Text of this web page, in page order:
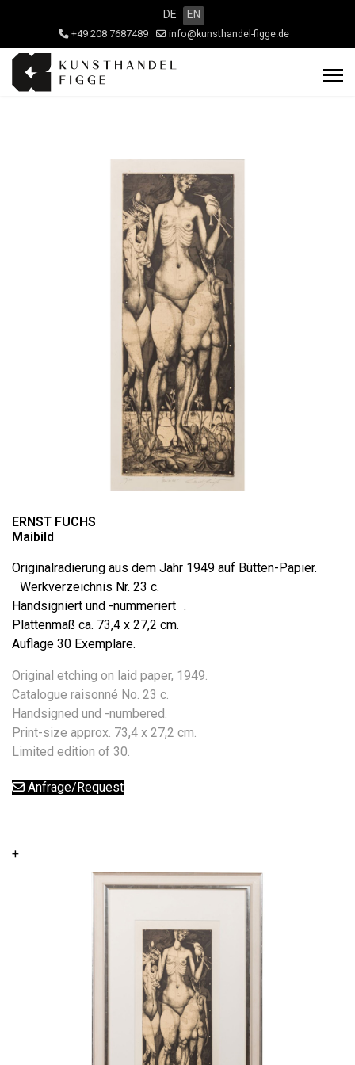
DE EN
+49 208 7687489 info@kunsthandel-figge.de
ERNST FUCHS
Maibild
Originalradierung aus dem Jahr 1949 auf Bütten-Papier.
Werkverzeichnis Nr. 23 c.
Handsigniert und -nummeriert .
Plattenmaß ca. 73,4 x 27,2 cm.
Auflage 30 Exemplare.
Original etching on laid paper, 1949.
Catalogue raisonné No. 23 c.
Handsigned und -numbered.
Print-size approx. 73,4 x 27,2 cm.
Limited edition of 30.
Anfrage/Request
+